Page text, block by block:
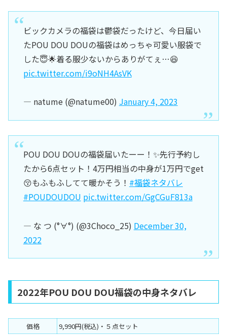
ビックカメラの福袋は鬱袋だったけど、今日届い
たPOU DOU DOUの福袋はめっちゃ可愛い服袋で
した😇🌟着る服少ないからありがてぇ…😆
pic.twitter.com/i9oNH4AsVK
— natume (@natume00) January 4, 2023
POU DOU DOUの福袋届いたーー！✨️先行予約し
たから6点セット！4万円相当の中身が1万円でget
😚もふもふしてて暖かそう！ #福袋ネタバレ
#POUDOUDOU pic.twitter.com/GgCGuF813a
— な つ (°∀°) (@3Choco_25) December 30,
2022
2022年POU DOU DOU福袋の中身ネタバレ
価格 9,990円(税込)・５点セット